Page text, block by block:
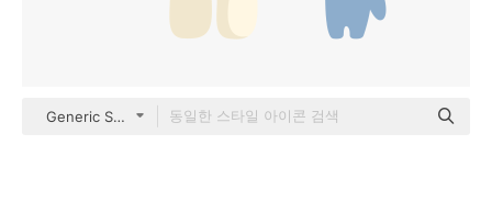
Generic Sticker Color Fill